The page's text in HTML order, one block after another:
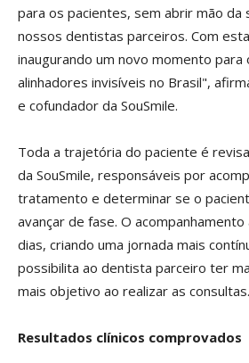
para os pacientes, sem abrir mão da
nossos dentistas parceiros. Com
inaugurando um novo momento
alinhadores invisíveis no Brasil",
e cofundador da SouSmile.
Toda a trajetória do paciente é
da SouSmile, responsáveis por
tratamento e determinar se o
avançar de fase. O
dias, criando uma jornada mais
possibilita ao dentista parceiro ter
mais objetivo ao realizar as consultas.
Resultados clínicos comprovados